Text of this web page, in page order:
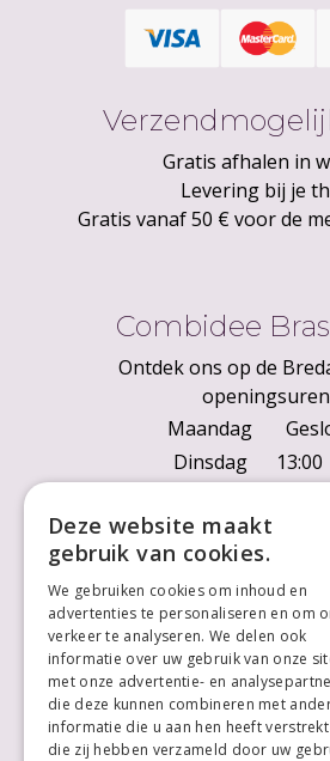
Gratis afhalen in
Levering bij je
Gratis vanaf 50 € voor de
Combidee
Ontdek ons op de
openingsuren
Maandag
Dinsdag
13:00
Donderdag
Vrijdag
Zaterdag
10:00
Zondag
Deze website maakt
gebruik van cookies.
We gebruiken cookies om inhoud en
advertenties te personaliseren en om
verkeer te analyseren. We delen ook
informatie over uw gebruik van onze
met onze advertentie- en
die deze kunnen combineren met
informatie die u aan hen heeft
die zij hebben verzameld door uw